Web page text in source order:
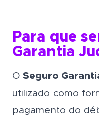
Para que
Garantia
O Seguro
utilizado como
pagamento do